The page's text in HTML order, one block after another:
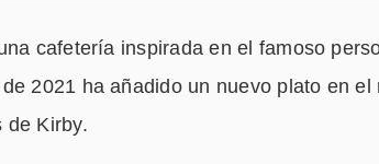
cafetería inspirada en el famoso
2021 ha añadido un nuevo plato en
de Kirby.